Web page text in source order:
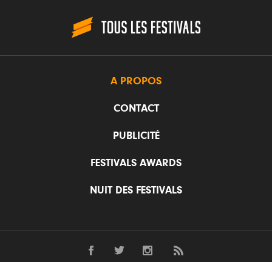
A PROPOS
CONTACT
PUBLICITÉ
FESTIVALS AWARDS
NUIT DES FESTIVALS